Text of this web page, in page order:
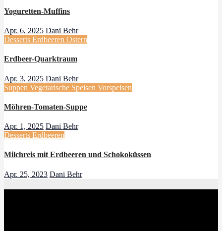
Yoguretten-Muffins
Apr. 6, 2025 Dani Behr
Desserts Erdbeeren Ostern
Erdbeer-Quarktraum
Apr. 3, 2025 Dani Behr
Suppen Vegetarische Speisen Vorspeisen
Möhren-Tomaten-Suppe
Apr. 1, 2025 Dani Behr
Desserts Erdbeeren
Milchreis mit Erdbeeren und Schokoküssen
Apr. 25, 2023 Dani Behr